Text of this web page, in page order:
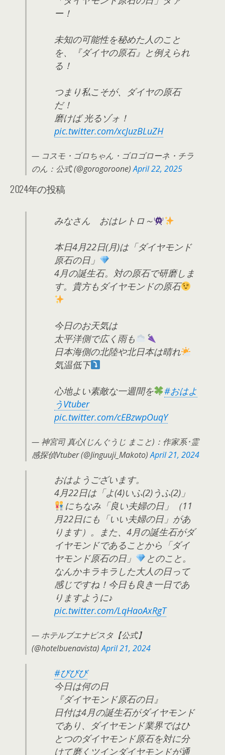
ー！
未知の可能性を秘めた人のこと
を、『ダイヤの原石』と例えられ
る！
つまり私こそが、ダイヤの原石
だ！
磨けば 光るゾォ！
pic.twitter.com/xcJuzBLuZH
— コスモ・ゴロちゃん・ゴロゴローネ・チラ
のん：公式 (@gorogoroone)April 22, 2025
2024年の投稿
みなさん おはレトロ～
本日4月22日(月)は「ダイヤモンド
原石の日」
4月の誕生石。対の原石で研磨しま
す。貴方もダイヤモンドの原石
今日のお天気は
太平洋側で広く雨も
日本海側の北陸や北日本は晴れ
気温低下
心地よい素敵な一週間を
#おはよ
うVtuber
pic.twitter.com/cEBzwpOuqY
— 神宮司 真心(じんぐうじ まこと)：作家系･霊
感探偵Vtuber (@Jinguuji_Makoto)April 21, 2024
おはようございます。
4月22日は「よ(4)いふ(2)うふ(2)」
にちなみ「良い夫婦の日」（11
月22日にも「いい夫婦の日」があ
ります）。また、4月の誕生石がダ
イヤモンドであることから「ダイ
ヤモンド原石の日」
とのこと。
なんかキラキラした大人の日って
感じですね！今日も良き一日であ
りますように♪
pic.twitter.com/LqHaoAxRgT
— ホテルブエナビスタ【公式】
(@hotelbuenavista)April 21, 2024
#びびび
今日は何の日
『ダイヤモンド原石の日』
日付は4月の誕生石がダイヤモンド
であり、ダイヤモンド業界ではひ
とつのダイヤモンド原石を対に分
けて磨くツインダイヤモンドが通